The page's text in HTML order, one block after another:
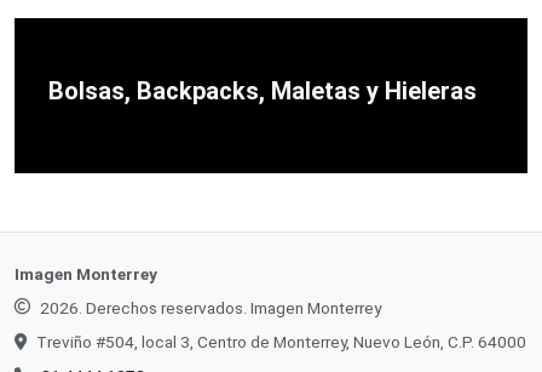
Bolsas, Backpacks, Maletas y Hieleras
Imagen Monterrey
2026. Derechos reservados. Imagen Monterrey
Treviño #504, local 3, Centro de Monterrey, Nuevo León, C.P. 64000